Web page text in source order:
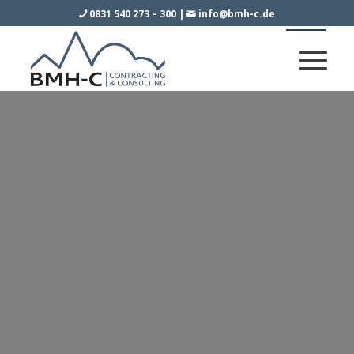
0831 540 273 – 300| info@bmh-c.de